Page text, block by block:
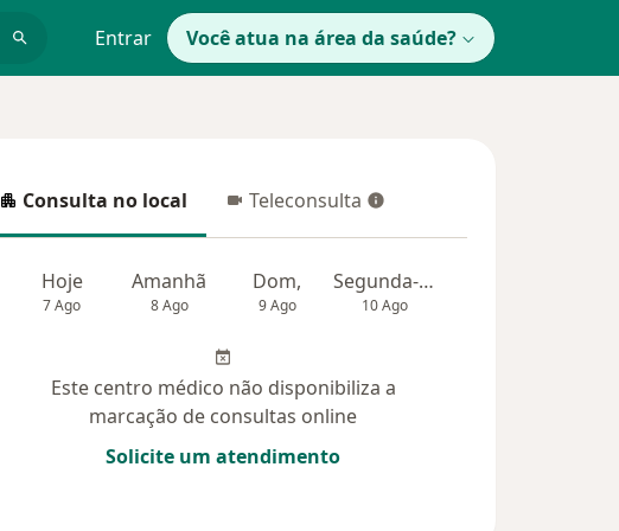
Entrar Você atua na área da saúde?
Consulta no local
Consulta no local Teleconsulta
Teleconsulta
Hoje
7 Ago
Amanhã
8 Ago
Dom,
9 Ago
Segunda-feira
10 Ago
Este centro médico não disponibiliza a
marcação de consultas online
Solicite um atendimento